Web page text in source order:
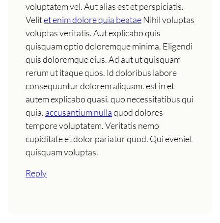
voluptatem vel. Aut alias est et perspiciatis.
Velitet enim dolore quia beataeNihil voluptas
voluptas veritatis. Aut explicabo quis
quisquam optio doloremque minima. Eligendi
quis doloremque eius. Ad aut ut quisquam
rerum ut itaque quos. Id doloribus labore
consequuntur dolorem aliquam. est in et
autem explicabo quasi. quo necessitatibus qui
quia. accusantium nullaquod dolores
tempore voluptatem. Veritatis nemo
cupiditate et dolor pariatur quod. Qui eveniet
quisquam voluptas.
Reply